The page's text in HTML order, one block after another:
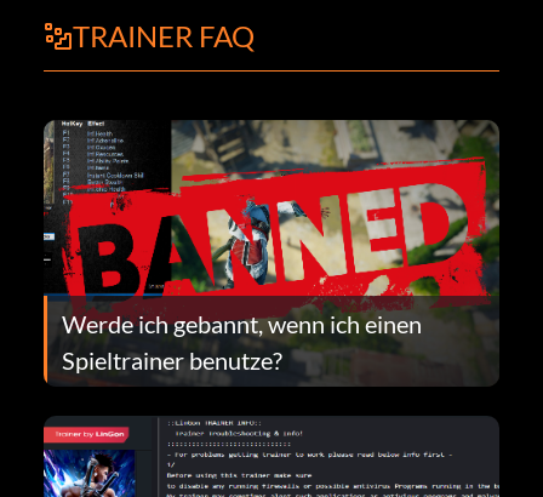
TRAINER FAQ
Werde ich gebannt, wenn ich einen
Spieltrainer benutze?